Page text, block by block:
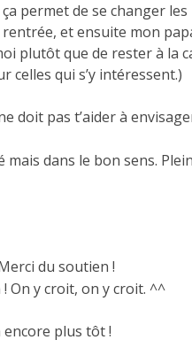
permet de se changer les
et ensuite mon
plutôt que de rester à la
celles qui s’y intéressent.)
doit pas t’aider à
mais dans le bon sens.
du soutien !
On y croit, on y croit. ^^
plus tôt !